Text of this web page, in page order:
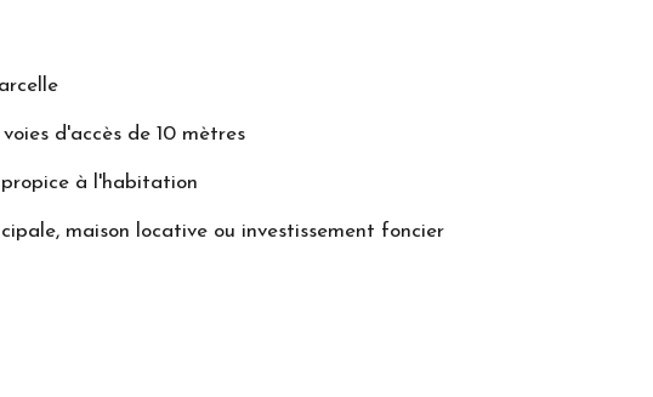
d'accès de 10 mètres
à l'habitation
maison locative ou investissement foncier